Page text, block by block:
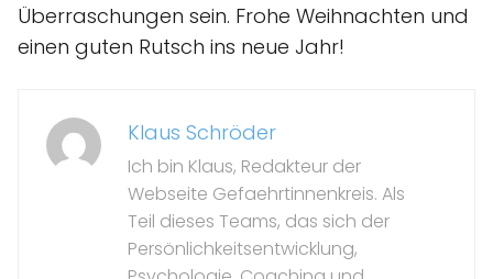
Überraschungen sein. Frohe Weihnachten und
einen guten Rutsch ins neue Jahr!
Klaus Schröder
Ich bin Klaus, Redakteur der
Webseite Gefaehrtinnenkreis. Als
Teil dieses Teams, das sich der
Persönlichkeitsentwicklung,